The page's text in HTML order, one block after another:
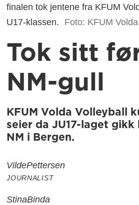
finalen tok jentene fra KFUM
U17-klassen.
Foto: KFUM
Tok sitt
NM-gull
KFUM Volda Volleyball
seier da JU17-laget
NM i Bergen.
VildePettersen
JOURNALIST
StinaBinda